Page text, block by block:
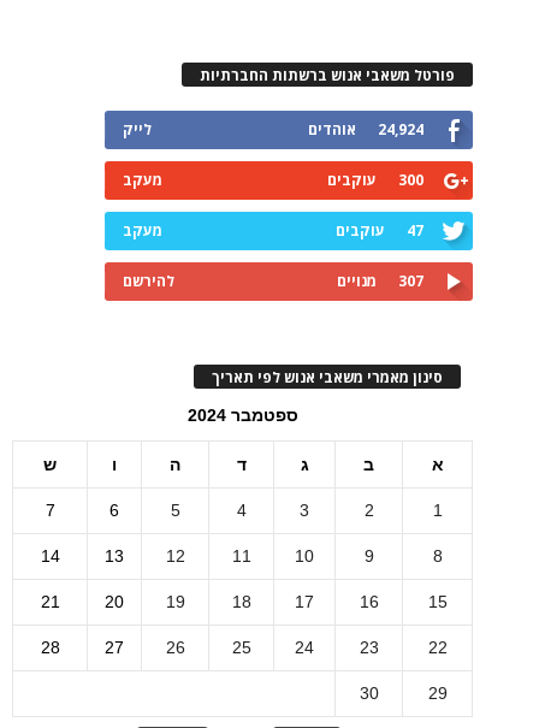
פורטל משאבי אנוש ברשתות החברתיות
24,924 אוהדים לייק
300 עוקבים מעקב
47 עוקבים מעקב
307 מנויים להירשם
סינון מאמרי משאבי אנוש לפי תאריך
ספטמבר 2024
א ב ג ד ה ו ש
1
2
3
4
5
6
7
8
9
10
11
12
13
14
15
16
17
18
19
20
21
22
23
24
25
26
27
28
29
30